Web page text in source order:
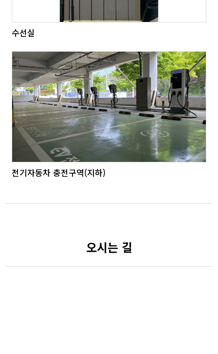
수선실
전기자동차 충전구역(지하)
오시는 길